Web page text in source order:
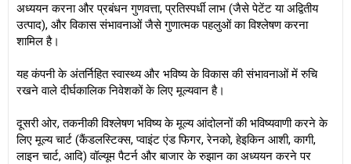
अध्ययन करना और प्रबंधन गुणवत्ता, प्रतिस्पर्धी लाभ (जैसे पेटेंट या अद्वितीय
उत्पाद), और विकास संभावनाओं जैसे गुणात्मक पहलुओं का विश्लेषण करना
शामिल है।
यह कंपनी के अंतर्निहित स्वास्थ्य और भविष्य के विकास की संभावनाओं में रुचि
रखने वाले दीर्घकालिक निवेशकों के लिए मूल्यवान है।
दूसरी ओर, तकनीकी विश्लेषण भविष्य के मूल्य आंदोलनों की भविष्यवाणी करने के
लिए मूल्य चार्ट (कैंडलस्टिक्स, प्वाइंट एंड फिगर, रेनको, हेइकिन आशी, कागी,
लाइन चार्ट, आदि) वॉल्यूम पैटर्न और बाजार के रुझान का अध्ययन करने पर